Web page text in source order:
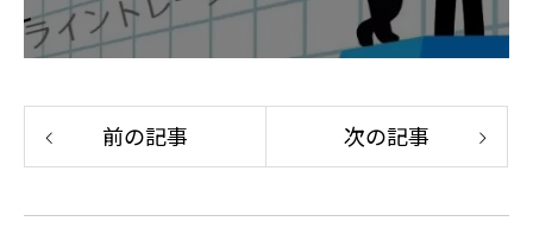
前の記事 次の記事